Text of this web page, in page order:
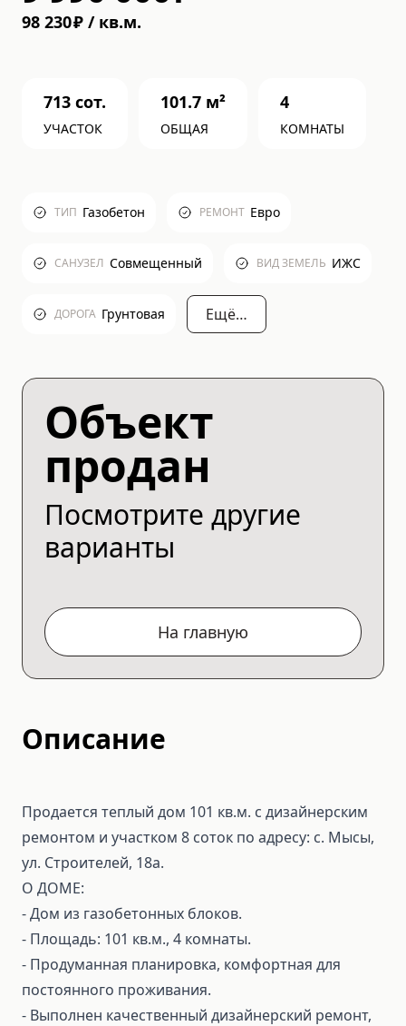
98 230₽ / кв.м.
713 сот.
УЧАСТОК
101.7 м²
ОБЩАЯ
4
КОМНАТЫ
ТИП Газобетон РЕМОНТ Евро
САНУЗЕЛ Совмещенный ВИД ЗЕМЕЛЬ ИЖС
ДОРОГА Грунтовая Ещё…
Объект
продан
Посмотрите другие
варианты
На главную
Описание
Продается теплый дом 101 кв.м. с дизайнерским
ремонтом и участком 8 соток по адресу: с. Мысы,
ул. Строителей, 18а.
О ДОМЕ:
- Дом из газобетонных блоков.
- Площадь: 101 кв.м., 4 комнаты.
- Продуманная планировка, комфортная для
постоянного проживания.
- Выполнен качественный дизайнерский ремонт,